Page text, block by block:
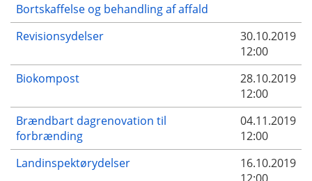
Bortskaffelse og behandling af affald
Revisionsydelser
30.10.2019
12:00
Biokompost
28.10.2019
12:00
Brændbart dagrenovation til
forbrænding
04.11.2019
12:00
Landinspektørydelser
16.10.2019